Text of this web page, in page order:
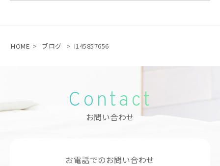
HOME > ブログ > I145857656
Contact
お問い合わせ
お電話でのお問い合わせ